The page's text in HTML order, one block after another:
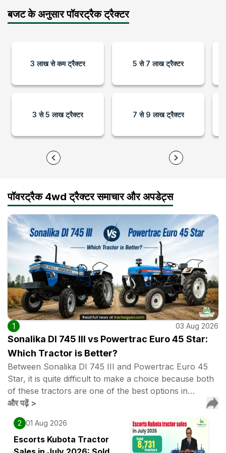
बजट के अनुसार पॉवरट्रैक ट्रैक्टर
3 लाख से कम ट्रैक्टर
3 से 5 लाख ट्रैक्टर
5 से 7 लाख ट्रैक्टर
7 से 9 लाख ट्रैक्टर
पॉवरट्रैक 4wd ट्रैक्टर समाचार और अपडेट्स
1 03 Aug 2026
Sonalika DI 745 III vs Powertrac Euro 45 Star:
Which Tractor is Better?
Between Sonalika DI 745 III and Powertrac Euro 45
Star, it is quite difficult to make a choice because both
of these tractors are one of the best options in…
और पढ़ें>
2 01 Aug 2026
Escorts Kubota Tractor